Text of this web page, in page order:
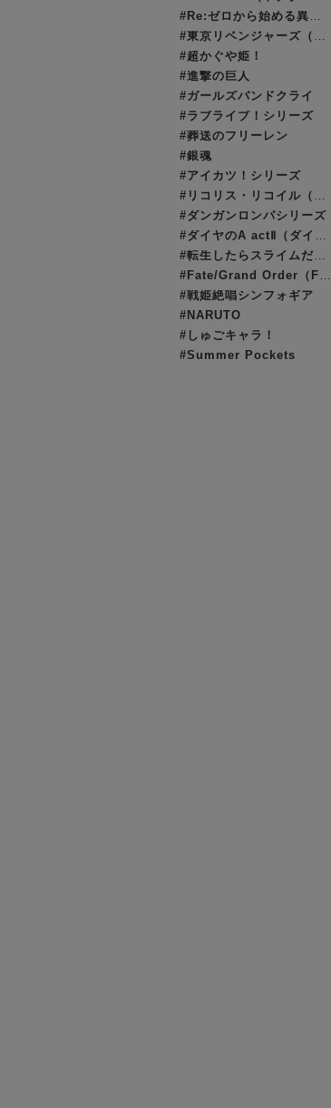
#Re:ゼロから始める異世界生活（リゼロ）
#東京リベンジャーズ（東リベ）
#超かぐや姫！
#進撃の巨人
#ガールズバンドクライ
#ラブライブ！シリーズ
#葬送のフリーレン
#銀魂
#アイカツ！シリーズ
#リコリス・リコイル（リコリコ）
#ダンガンロンパシリーズ
#ダイヤのA actⅡ（ダイヤのエース）
#転生したらスライムだった件（転スラ）
#Fate/Grand Order（FGO）
#戦姫絶唱シンフォギア
#NARUTO
#しゅごキャラ！
#Summer Pockets